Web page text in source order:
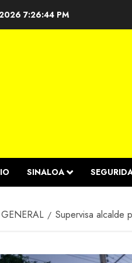
7:26:44 PM
SINALOA
GENERAL Supervisa alcalde